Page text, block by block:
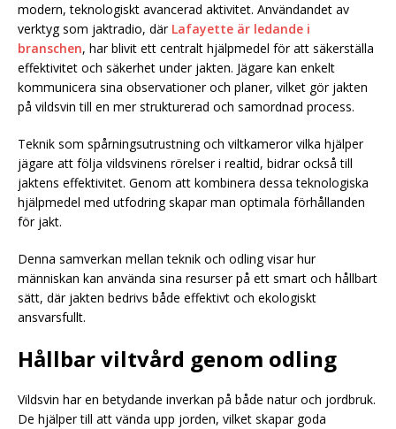
modern, teknologiskt avancerad aktivitet. Användandet av
verktyg som jaktradio, där Lafayette är ledande i
branschen, har blivit ett centralt hjälpmedel för att säkerställa
effektivitet och säkerhet under jakten. Jägare kan enkelt
kommunicera sina observationer och planer, vilket gör jakten
på vildsvin till en mer strukturerad och samordnad process.
Teknik som spårningsutrustning och viltkameror vilka hjälper
jägare att följa vildsvinens rörelser i realtid, bidrar också till
jaktens effektivitet. Genom att kombinera dessa teknologiska
hjälpmedel med utfodring skapar man optimala förhållanden
för jakt.
Denna samverkan mellan teknik och odling visar hur
människan kan använda sina resurser på ett smart och hållbart
sätt, där jakten bedrivs både effektivt och ekologiskt
ansvarsfullt.
Hållbar viltvård genom odling
Vildsvin har en betydande inverkan på både natur och jordbruk.
De hjälper till att vända upp jorden, vilket skapar goda